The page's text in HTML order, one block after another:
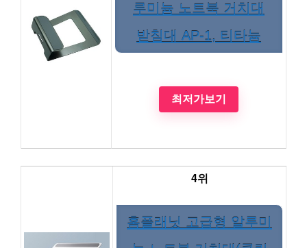
루미늄 노트북 거치대
받침대 AP-1, 티타늄
최저가보기
4위
홈플래닛 고급형 알루미